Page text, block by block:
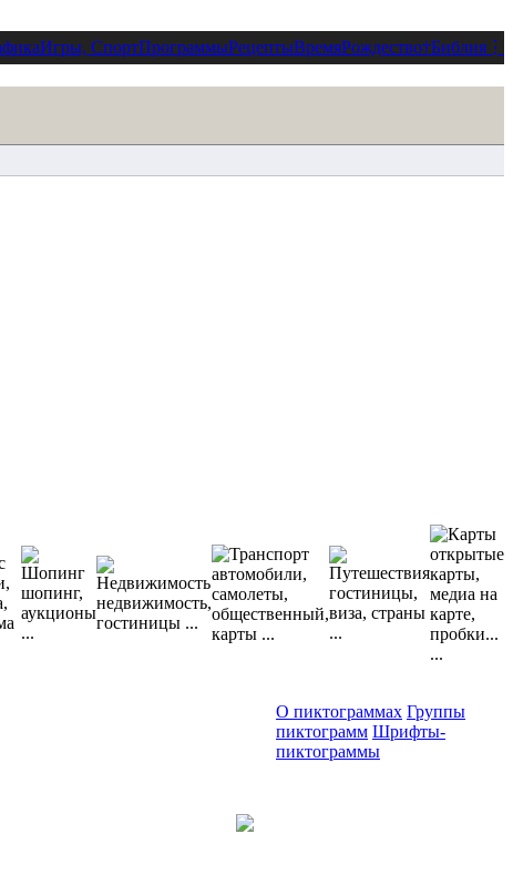
Игры, СпортПрограммыРецептыВремяРождество†Библия ⋮
О пиктограммах Группы
пиктограмм Шрифты-
пиктограммы